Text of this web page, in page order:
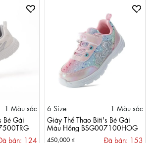
1 Màu sắc
Bé Gái
bán: 124
6 Size
1 Màu sắc
Giày Thể Thao Biti's Bé Gái
Màu Hồng BSG007100HOG
450,000 ₫ Đã bán: 153